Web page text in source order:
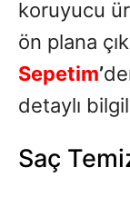
koruyucu
ön plana
Sepetim’
detaylı
Saç